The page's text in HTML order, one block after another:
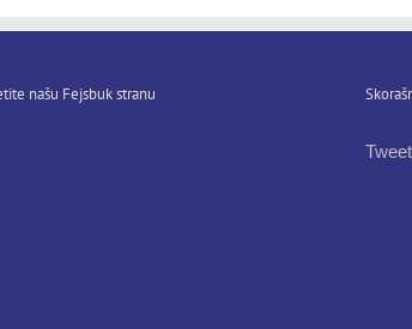
našu Fejsbuk stranu